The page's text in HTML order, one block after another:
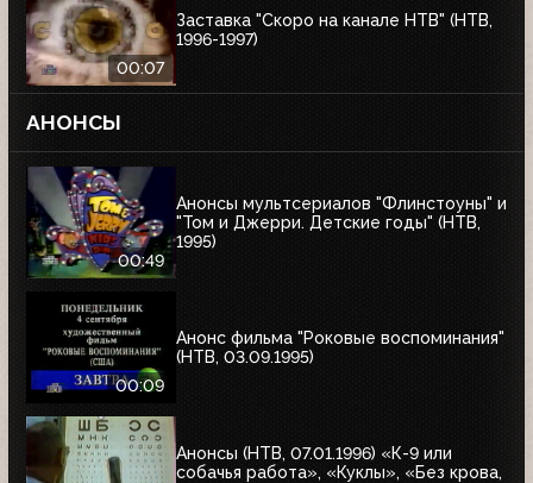
00:07
Заставка "Скоро на канале НТВ" (НТВ,
1996-1997)
АНОНСЫ
00:49
Анонсы мультсериалов "Флинстоуны" и
"Том и Джерри. Детские годы" (НТВ,
1995)
00:09
Анонс фильма "Роковые воспоминания"
(НТВ, 03.09.1995)
Анонсы (НТВ, 07.01.1996) «К-9 или
собачья работа», «Куклы», «Без крова,